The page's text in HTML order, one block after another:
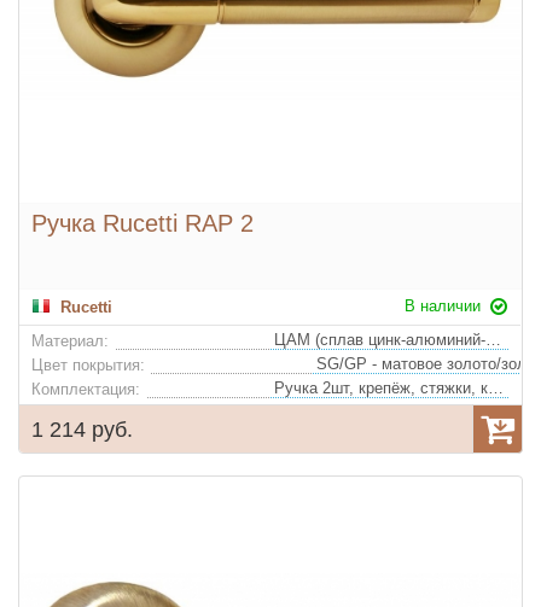
Ручка Rucetti RAP 2
Rucetti
В наличии
Материал:
ЦАМ (сплав цинк-алюминий-медь)
Цвет покрытия:
Комплектация:
Ручка 2шт, крепёж, стяжки, квадрат
1 214 руб.